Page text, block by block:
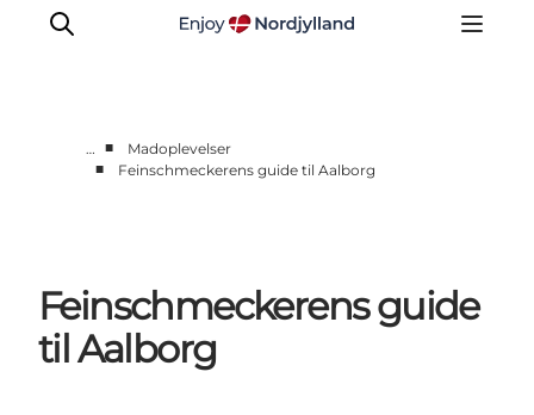
Aalborg
Skagen
… ■
Madoplevelser
■
Feinschmeckerens guide til Aalborg
Feinschmeckerens guide
til Aalborg